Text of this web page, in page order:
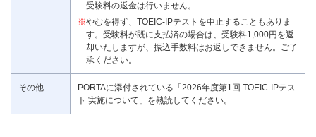
受験料の返金は行いません。
※やむを得ず、TOEIC-IPテストを中止することもありま
す。受験料が既に支払済の場合は、受験料1,000円を返
却いたしますが、振込手数料はお返しできません。ご了
承ください。
その他
PORTAに添付されている「2026年度第1回 TOEIC-IPテス
ト 実施について」を熟読してください。